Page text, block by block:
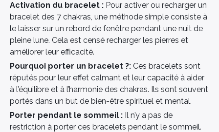
Activation du bracelet : Pour activer ou recharger un
bracelet des 7 chakras, une méthode simple consiste à
le laisser sur un rebord de fenêtre pendant une nuit de
pleine lune. Cela est censé recharger les pierres et
améliorer leur efficacité.
Pourquoi porter un bracelet ?: Ces bracelets sont
réputés pour leur effet calmant et leur capacité à aider
à l’équilibre et à l’harmonie des chakras. Ils sont souvent
portés dans un but de bien-être spirituel et mental.
Porter pendant le sommeil : Il n’y a pas de
restriction à porter ces bracelets pendant le sommeil.